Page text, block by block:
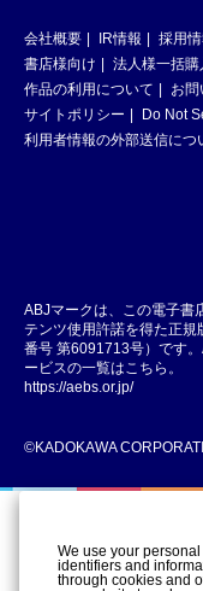
会社概要 IR情報 採用
書店様向け
法人様一括購
作品の利用について
お
サイトポリシー
Do Not
利用者情報の外部送信につ
ABJマークは、この電子書
テンツ使用許諾を得た正
番号 第6091713号）です
ービスの一覧はこちら。
https://aebs.or.jp/
©KADOKAWA
We use your
identifiers and
through cookies and